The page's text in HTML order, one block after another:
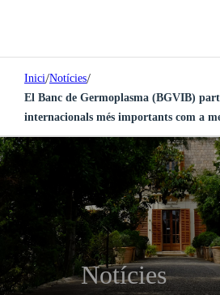
Inici/Notícies/
El Banc de Germoplasma (BGVIB)
internacionals més importants com a
Notícies